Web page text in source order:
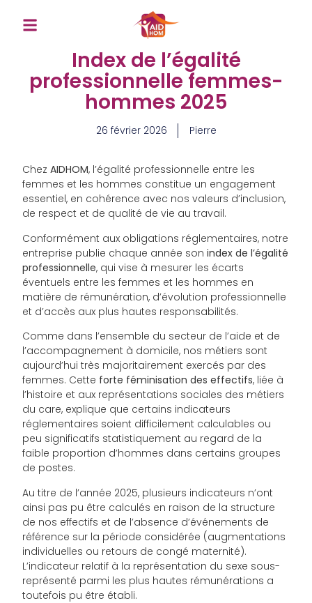
Index de l’égalité
professionnelle femmes-
hommes 2025
26 février 2026 Pierre
ChezAIDHOM, l’égalité professionnelle entre les
femmes et les hommes constitue un engagement
essentiel, en cohérence avec nos valeurs d’inclusion,
de respect et de qualité de vie au travail.
Conformément aux obligations réglementaires, notre
entreprise publie chaque année sonindex de l’égalité
professionnelle, qui vise à mesurer les écarts
éventuels entre les femmes et les hommes en
matière de rémunération, d’évolution professionnelle
et d’accès aux plus hautes responsabilités.
Comme dans l’ensemble du secteur de l’aide et de
l’accompagnement à domicile, nos métiers sont
aujourd’hui très majoritairement exercés par des
femmes. Cette forte féminisation des effectifs, liée à
l’histoire et aux représentations sociales des métiers
du care, explique que certains indicateurs
réglementaires soient difficilement calculables ou
peu significatifs statistiquement au regard de la
faible proportion d’hommes dans certains groupes
de postes.
Au titre de l’année 2025, plusieurs indicateurs n’ont
ainsi pas pu être calculés en raison de la structure
de nos effectifs et de l’absence d’événements de
référence sur la période considérée (augmentations
individuelles ou retours de congé maternité).
L’indicateur relatif à la représentation du sexe sous-
représenté parmi les plus hautes rémunérations a
toutefois pu être établi.